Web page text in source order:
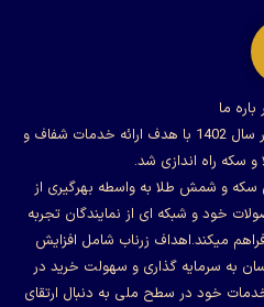
باره ما
زرناب تجارت رادین(رادین شمش) در سال 1402 با هدف ارائه خدمات شفاف و
سکه راه اندازی شد.
و شمش طلا به واسطه بهرگیری از
خود و شبکه ای از نمایندگان تجربه
میکند.اهداف زرناب شامل افزایش
آسان به سرمایه گذاری و سهولت خرید در
خود در سطح ملی به دنبال ارتقای